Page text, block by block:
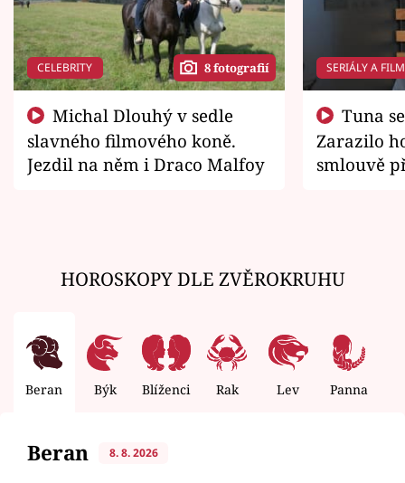
CELEBRITY 8 fotografií
slavného filmového koně.
Jezdil na něm i Draco Malfoy
SERIÁLY A
Zarazilo
smlouvě
HOROSKOPY DLE ZVĚROKRUHU
Beran Býk Blíženci Rak Lev Panna
Beran 8. 8. 2026